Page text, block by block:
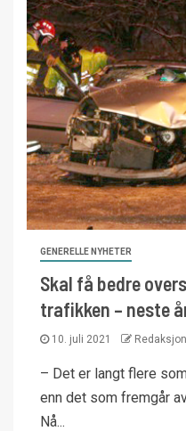
GENERELLE NYHETER
Skal få bedre
trafikken – neste
10. juli 2021
– Det er langt flere
enn det som fremgår
Nå...